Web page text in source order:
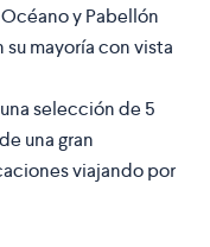
y Pabellón
mayoría con vista
selección de 5
una gran
viajando por